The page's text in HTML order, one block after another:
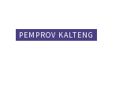
PEMPROV KALTENG